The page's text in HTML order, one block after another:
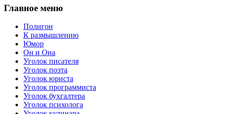
Главное меню
Полигон
К размышлению
Юмор
Он и Она
Уголок писателя
Уголок поэта
Уголок юриста
Уголок программиста
Уголок бухгалтера
Уголок психолога